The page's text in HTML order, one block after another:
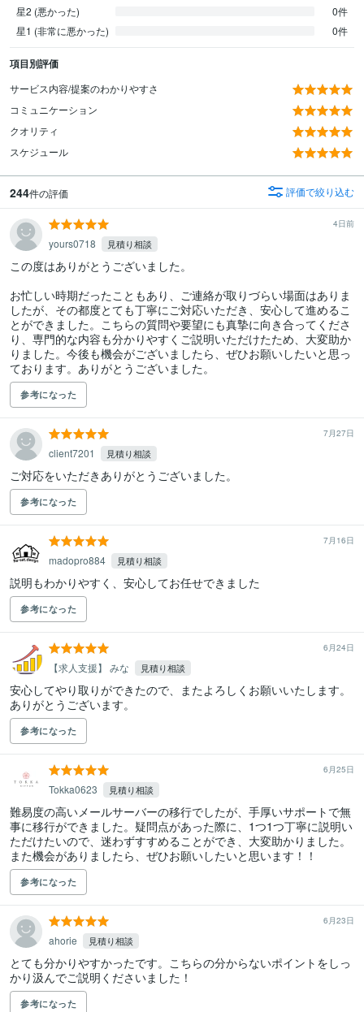
星2 (悪かった)
0件
星1 (非常に悪かった)
0件
項目別評価
サービス内容/提案のわかりやすさ
コミュニケーション
クオリティ
スケジュール
244件の評価 評価で絞り込む
4日前
yours0718 見積り相談
この度はありがとうございました。
お忙しい時期だったこともあり、ご連絡が取りづらい場面はありま
したが、その都度とても丁寧にご対応いただき、安心して進めるこ
とができました。こちらの質問や要望にも真摯に向き合ってくださ
り、専門的な内容も分かりやすくご説明いただけたため、大変助か
りました。今後も機会がございましたら、ぜひお願いしたいと思っ
ております。ありがとうございました。
参考になった
7月27日
client7201 見積り相談
ご対応をいただきありがとうございました。
参考になった
7月16日
madopro884 見積り相談
説明もわかりやすく、安心してお任せできました
参考になった
6月24日
【求人支援】 みな 見積り相談
安心してやり取りができたので、またよろしくお願いいたします。
ありがとうございます。
参考になった
6月25日
Tokka0623 見積り相談
難易度の高いメールサーバーの移行でしたが、手厚いサポートで無
事に移行ができました。疑問点があった際に、1つ1つ丁寧に説明い
ただけたいので、迷わずすすめることができ、大変助かりました。
参考になった
6月23日
ahorie 見積り相談
とても分かりやすかったです。こちらの分からないポイントをしっ
かり汲んでご説明くださいました！
参考になった